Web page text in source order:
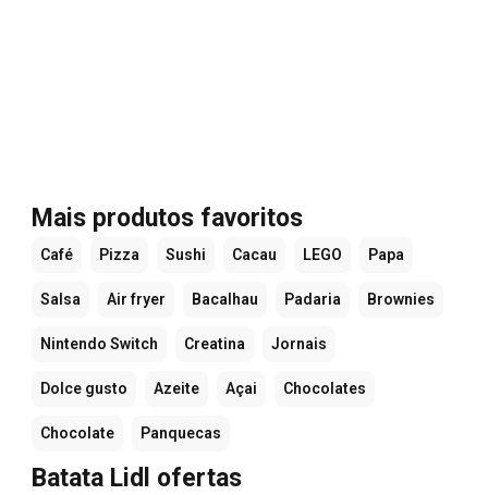
Mais produtos favoritos
Café Pizza Sushi Cacau LEGO Papa
Salsa Air fryer Bacalhau Padaria Brownies
Nintendo Switch Creatina Jornais
Dolce gusto Azeite Açai Chocolates
Chocolate Panquecas
Batata Lidl ofertas